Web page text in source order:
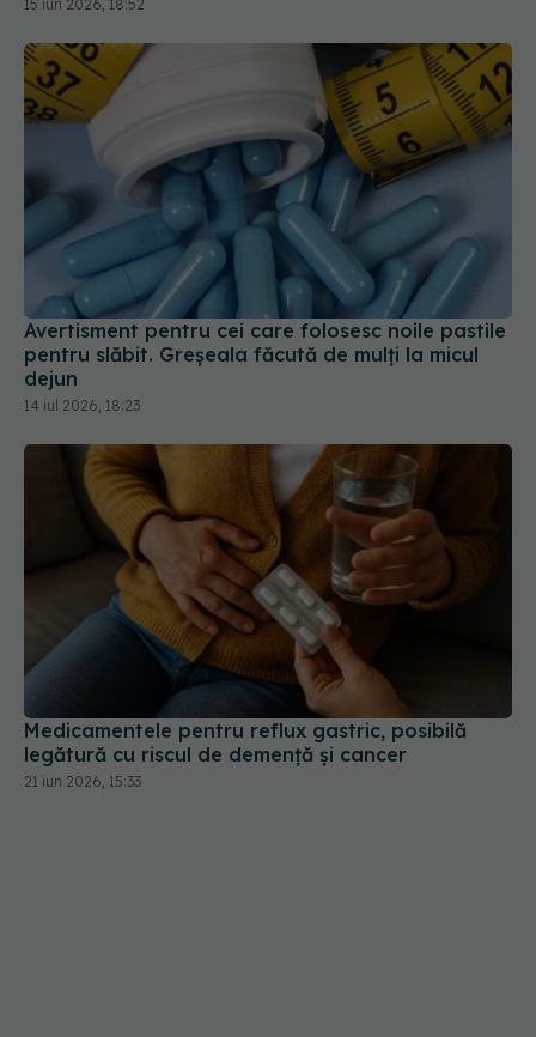
Avertisment pentru cei care folosesc noile pastile
pentru slăbit. Greșeala făcută de mulți la micul
dejun
14 iul 2026, 18:23
Medicamentele pentru reflux gastric, posibilă
legătură cu riscul de demență și cancer
21 iun 2026, 15:33